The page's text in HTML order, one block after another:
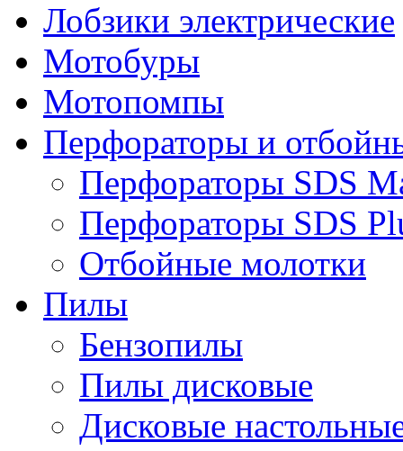
Лобзики электрические
Мотобуры
Мотопомпы
Перфораторы и
Перфораторы SDS
Перфораторы SDS
Отбойные молотки
Пилы
Бензопилы
Пилы дисковые
Дисковые